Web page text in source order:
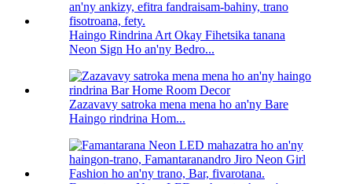
Haingo Rindrina Art Okay Fihetsika tanana
Neon Sign Ho an'ny Bedro...
Zazavavy satroka mena mena ho an'ny Bare
Haingo rindrina Hom...